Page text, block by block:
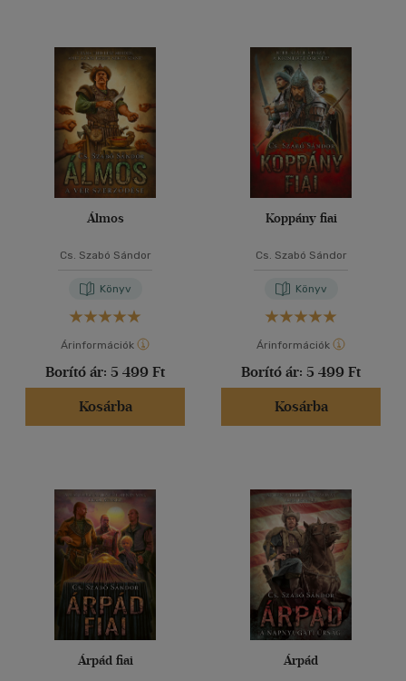
Álmos
Cs. Szabó Sándor
Könyv
Árinformációk
Borító ár: 5 499 Ft
Kosárba
Koppány fiai
Cs. Szabó Sándor
Könyv
Árinformációk
Borító ár: 5 499 Ft
Kosárba
Árpád fiai Árpád